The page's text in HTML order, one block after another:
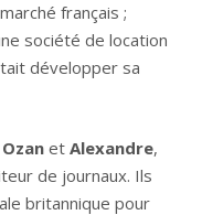
français ;
société de location
développer sa
Ozanet Alexandre,
de journaux. Ils
britannique pour